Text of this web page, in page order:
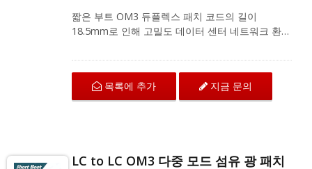
짧은 부트 OM3 듀플렉스 패치 코드의 길이
18.5mm로 인해 고밀도 데이터 센터 네트워크 환경
패치 코드는 구부림 저항 섬유로 뛰어난 기계적 보
호와 IEC 및 ANSI/TIA 표준에 따른 우수한 전송 품
질을 제공합니다. 다중 모드 듀플렉스 패치 코드는
지역 네트워크, 광섬유 통신 시스템 및 CATV 애플
목록에 추가 지금 문의
LC to LC OM3 다중 모드 섬유 광 패치